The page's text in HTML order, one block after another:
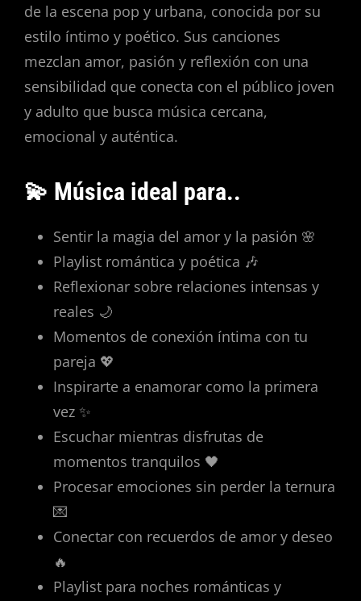
de la escena pop y urbana, conocida por su
estilo íntimo y poético. Sus canciones
mezclan amor, pasión y reflexión con una
sensibilidad que conecta con el público joven
y adulto que busca música cercana,
emocional y auténtica.
💫 Música ideal para..
Sentir la magia del amor y la pasión 🌸
Playlist romántica y poética 🎶
Reflexionar sobre relaciones intensas y
reales 🌙
Momentos de conexión íntima con tu
pareja 💖
Inspirarte a enamorar como la primera
vez ✨
Escuchar mientras disfrutas de
momentos tranquilos 🖤
Procesar emociones sin perder la ternura
💌
Conectar con recuerdos de amor y deseo
🔥
Playlist para noches románticas y